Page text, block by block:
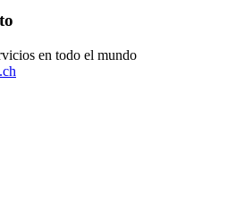
en todo el mundo